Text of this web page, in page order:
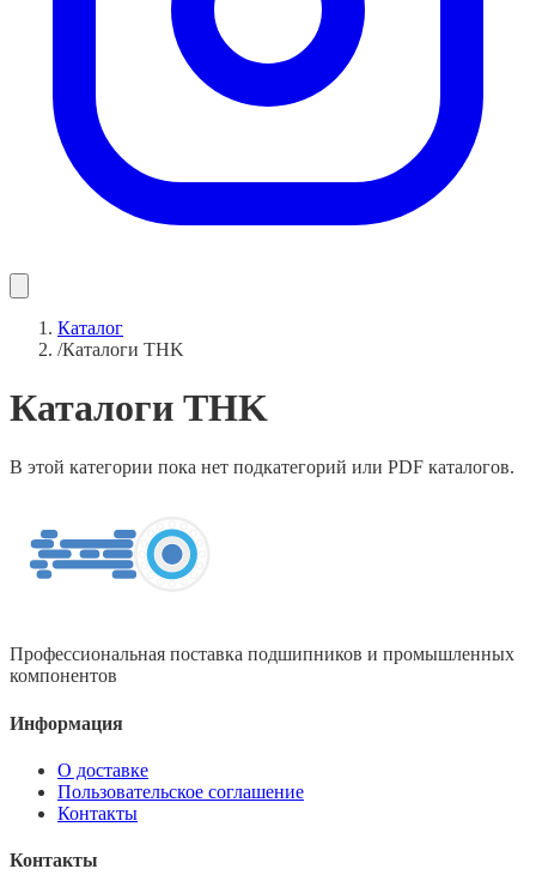
Каталог
/Каталоги THK
Каталоги THK
В этой категории пока нет подкатегорий или PDF каталогов.
Профессиональная поставка подшипников и промышленных
компонентов
Информация
О доставке
Пользовательское соглашение
Контакты
Контакты